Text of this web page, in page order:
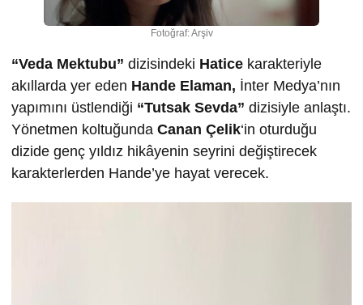
Fotoğraf: Arşiv
“Veda Mektubu” dizisindeki Hatice karakteriyle
akıllarda yer eden Hande Elaman, İnter Medya’nın
yapımını üstlendiği “Tutsak Sevda” dizisiyle anlaştı.
Yönetmen koltuğunda Canan Çelik‘in oturduğu
dizide genç yıldız hikâyenin seyrini değiştirecek
karakterlerden Hande’ye hayat verecek.